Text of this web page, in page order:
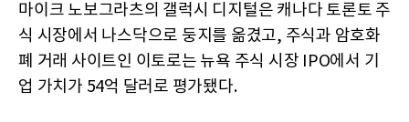
마이크 노보그라츠의 갤럭시 디지털은 캐나다 토론토 주
식 시장에서 나스닥으로 둥지를 옮겼고, 주식과 암호화
폐 거래 사이트인 이토로는 뉴욕 주식 시장 IPO에서 기
업 가치가 54억 달러로 평가됐다.